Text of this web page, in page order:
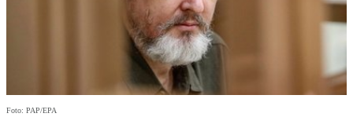
Foto: PAP/EPA